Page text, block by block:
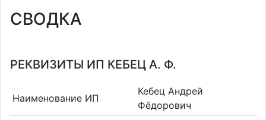
СВОДКА
РЕКВИЗИТЫ ИП КЕБЕЦ А. Ф.
Наименование ИП
Кебец Андрей
Фёдорович